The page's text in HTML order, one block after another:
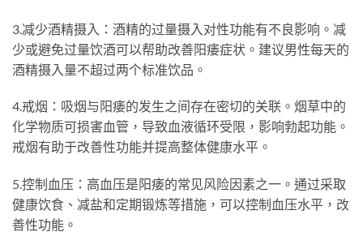
3.减少酒精摄入：酒精的过量摄入对性功能有不良影响。减
少或避免过量饮酒可以帮助改善阳痿症状。建议男性每天的
酒精摄入量不超过两个标准饮品。
4.戒烟：吸烟与阳痿的发生之间存在密切的关联。烟草中的
化学物质可损害血管，导致血液循环受限，影响勃起功能。
戒烟有助于改善性功能并提高整体健康水平。
5.控制血压：高血压是阳痿的常见风险因素之一。通过采取
健康饮食、减盐和定期锻炼等措施，可以控制血压水平，改
善性功能。